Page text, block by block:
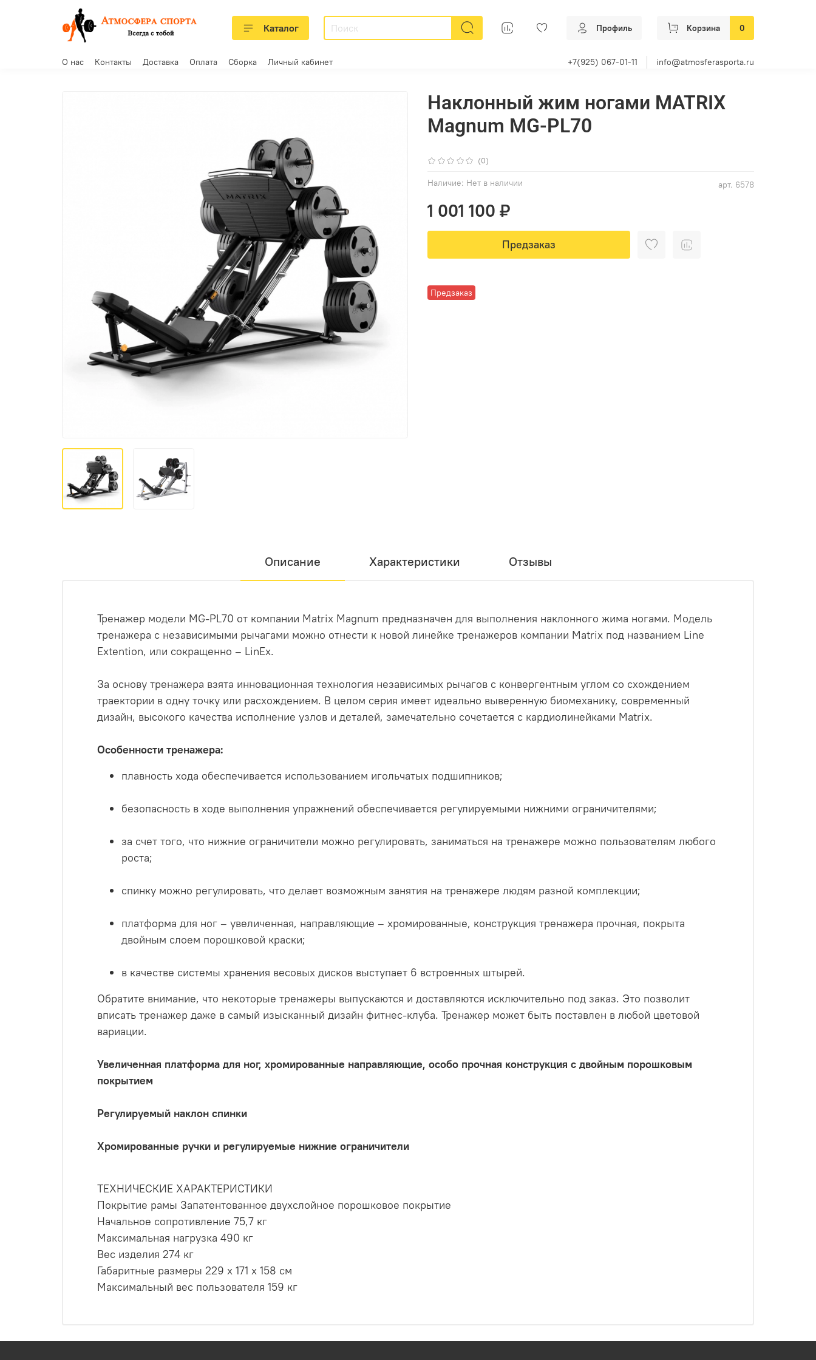
Каталог Профиль Корзина 0
О нас Контакты Доставка Оплата Сборка Личный кабинет +7(925) 067-01-11 info@atmosferasporta.ru
(0)
арт. 6578
Наличие: Нет в наличии
Предзаказ
Наклонный жим ногами MATRIX
Magnum MG-PL70
1 001 100 ₽
Предзаказ
Описание Характеристики Отзывы
Тренажер модели MG-PL70 от компании Matrix Magnum предназначен для выполнения наклонного жима ногами. Модель
тренажера с независимыми рычагами можно отнести к новой линейке тренажеров компании Matrix под названием Line
Extention, или сокращенно – LinEx.
За основу тренажера взята инновационная технология независимых рычагов с конвергентным углом со схождением
траектории в одну точку или расхождением. В целом серия имеет идеально выверенную биомеханику, современный
дизайн, высокого качества исполнение узлов и деталей, замечательно сочетается с кардиолинейками Matrix.
Особенности тренажера:
плавность хода обеспечивается использованием игольчатых подшипников;
безопасность в ходе выполнения упражнений обеспечивается регулируемыми нижними ограничителями;
за счет того, что нижние ограничители можно регулировать, заниматься на тренажере можно пользователям любого
роста;
спинку можно регулировать, что делает возможным занятия на тренажере людям разной комплекции;
платформа для ног – увеличенная, направляющие – хромированные, конструкция тренажера прочная, покрыта
двойным слоем порошковой краски;
в качестве системы хранения весовых дисков выступает 6 встроенных штырей.
Обратите внимание, что некоторые тренажеры выпускаются и доставляются исключительно под заказ. Это позволит
вписать тренажер даже в самый изысканный дизайн фитнес-клуба. Тренажер может быть поставлен в любой цветовой
вариации.
Увеличенная платформа для ног, хромированные направляющие, особо прочная конструкция с двойным порошковым
покрытием
Регулируемый наклон спинки
Хромированные ручки и регулируемые нижние ограничители
ТЕХНИЧЕСКИЕ ХАРАКТЕРИСТИКИ
Покрытие рамы Запатентованное двухслойное порошковое покрытие
Начальное сопротивление 75,7 кг
Максимальная нагрузка 490 кг
Вес изделия 274 кг
Габаритные размеры 229 x 171 x 158 см
Максимальный вес пользователя 159 кг